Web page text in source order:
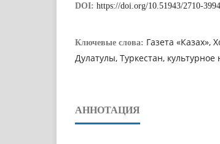
DOI: https://doi.org/10.51943/2710-
Ключевые слова: Газета
Дулатулы, Туркестан, культурное
АННОТАЦИЯ